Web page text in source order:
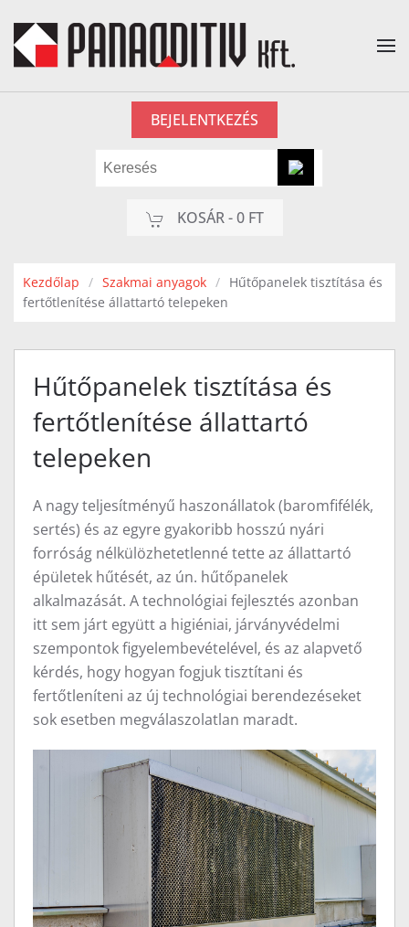
Fő tartalom átugrása
BEJELENTKEZÉS
KOSÁR -0 FT
Kezdőlap Szakmai anyagok
Hűtőpanelek tisztítása és
fertőtlenítése állattartó telepeken
Hűtőpanelek tisztítása és
fertőtlenítése állattartó
telepeken
A nagy teljesítményű haszonállatok (baromfifélék,
sertés) és az egyre gyakoribb hosszú nyári
forróság nélkülözhetetlenné tette az állattartó
épületek hűtését, az ún. hűtőpanelek
alkalmazását. A technológiai fejlesztés azonban
itt sem járt együtt a higiéniai, járványvédelmi
szempontok figyelembevételével, és az alapvető
kérdés, hogy hogyan fogjuk tisztítani és
fertőtleníteni az új technológiai berendezéseket
sok esetben megválaszolatlan maradt.